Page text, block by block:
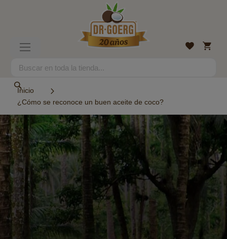
Search
Lista
Mi
cesta
Inicio
¿Cómo se reconoce un buen aceite de coco?